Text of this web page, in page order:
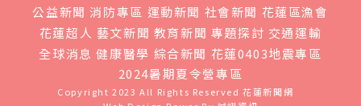
公益新聞 消防專區 運動新聞 社會新聞 花蓮區漁會
花蓮超人 藝文新聞 教育新聞 專題探討 交通運輸
全球消息 健康醫學 綜合新聞 花蓮0403地震專區
2024暑期夏令營專區
Copyright 2023 All Rights Reserved花蓮新聞網